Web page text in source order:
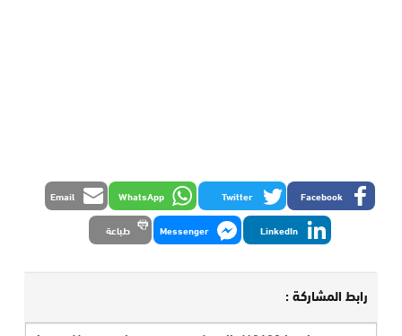
Facebook
Twitter
WhatsApp
Email
LinkedIn
Messenger طباعة
رابط المشاركة :